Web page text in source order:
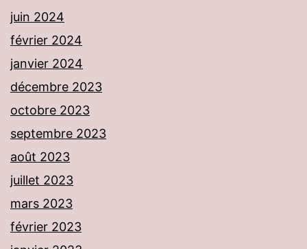
juin 2024
février 2024
janvier 2024
décembre 2023
octobre 2023
septembre 2023
août 2023
juillet 2023
mars 2023
février 2023